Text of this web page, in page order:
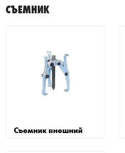
СЪЕМНИК
Съемник внешний